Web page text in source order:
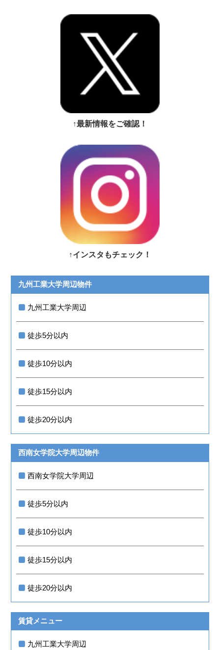
↑最新情報をご確認！
↑インスタもチェック！
九州工業大学周辺物件
九州工業大学周辺
徒歩5分以内
徒歩10分以内
徒歩15分以内
徒歩20分以内
西南女学院大学周辺物件
西南女学院大学周辺
徒歩5分以内
徒歩10分以内
徒歩15分以内
徒歩20分以内
賃貸メニュー
九州工業大学周辺